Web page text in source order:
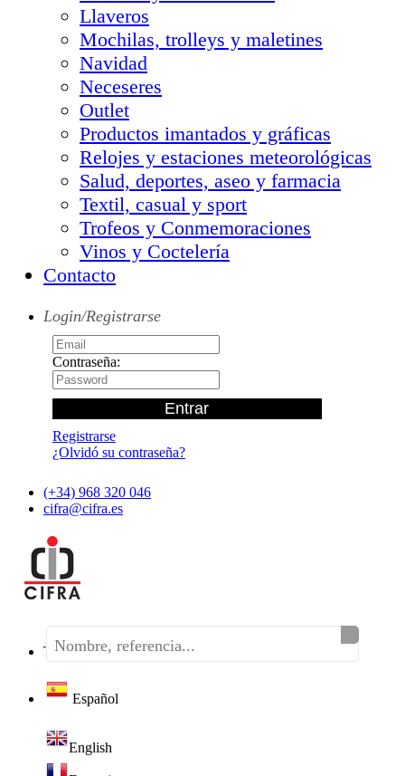
Llaveros
Mochilas, trolleys y maletines
Navidad
Neceseres
Outlet
Productos imantados y gráficas
Relojes y estaciones meteorológicas
Salud, deportes, aseo y farmacia
Textil, casual y sport
Trofeos y Conmemoraciones
Vinos y Coctelería
Contacto
Login/Registrarse
Contraseña:
Registrarse
¿Olvidó su contraseña?
(+34) 968 320 046
cifra@cifra.es
Teléfono:(+34) 968 320 046
Español
English